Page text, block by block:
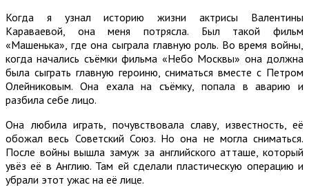
Когда я узнал историю жизни актрисы Валентины
Караваевой, она меня потрясла. Был такой фильм
«Машенька», где она сыграла главную роль. Во время войны,
когда начались съёмки фильма «Небо Москвы» она должна
была сыграть главную героиню, сниматься вместе с Петром
Олейниковым. Она ехала на съёмку, попала в аварию и
разбила себе лицо.
Она любила играть, почувствовала славу, известность, её
обожал весь Советский Союз. Но она не могла сниматься.
После войны вышла замуж за английского атташе, который
увёз её в Англию. Там ей сделали пластическую операцию и
убрали этот ужас на её лице.